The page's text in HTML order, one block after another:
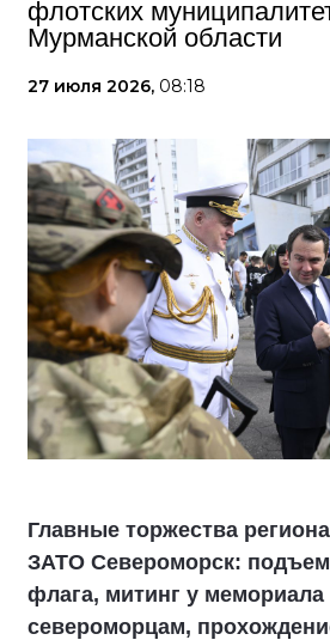
флотских
Мурманской области
27 июля 2026, 08:18
Главные торжества
ЗАТО Североморск:
флага, митинг у мемориала
североморцам,